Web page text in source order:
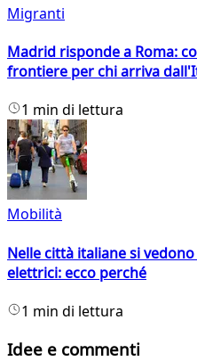
Migranti
Madrid risponde a Roma:
frontiere per chi arriva
1 min di lettura
Mobilità
Nelle città italiane si
elettrici: ecco perché
1 min di lettura
Idee e commenti